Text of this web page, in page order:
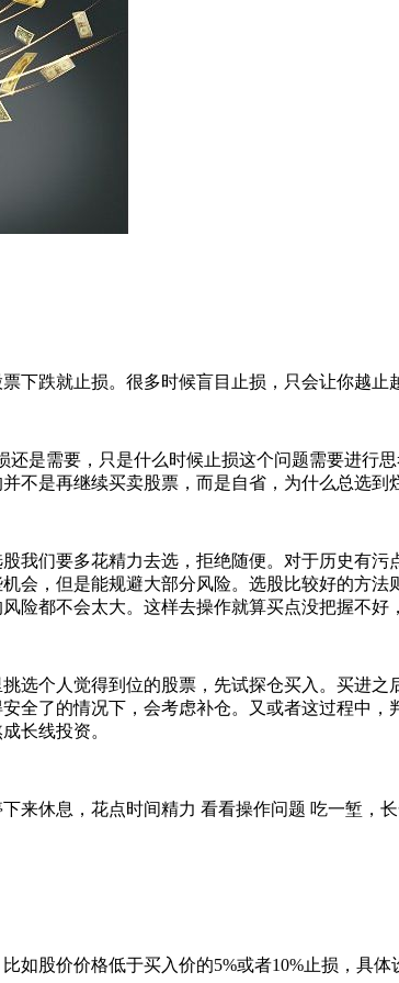
下跌就止损。很多时候盲目止损，只会让你越
还是需要，只是什么时候止损这个问题需要进
不是再继续买卖股票，而是自省，为什么总选到
我们要多花精力去选，拒绝随便。对于历史有
机会，但是能规避大部分风险。选股比较好的方
险都不会太大。这样去操作就算买点没把握不好
选个人觉得到位的股票，先试探仓买入。买进
全了的情况下，会考虑补仓。又或者这过程中
长线投资。
来休息，花点时间精力 看看操作问题 吃一堑，长
如股价价格低于买入价的5%或者10%止损，具